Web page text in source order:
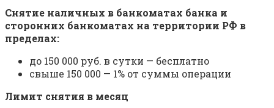
Снятие наличных в банкоматах банка и
сторонних банкоматах на территории РФ в
пределах:
до 150 000 руб. в сутки — бесплатно
свыше 150 000 — 1% от суммы операции
Лимит снятия в месяц